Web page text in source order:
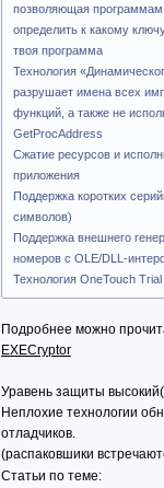
позволяющая программам
определить к какому
твоя программа
Технология
разрушает имена всех
функций, а также не
GetProcAddress
Сжатие ресурсов и
приложения
Поддержка коротких
символов)
Поддержка внешнего
номеров с OLE/DLL-
Технология OneTouch Trial
Подробнее можно
EXECryptor
Уравень защиты
Неплохие технологии
отладчиков.
(распаковшики
Статьи по теме: